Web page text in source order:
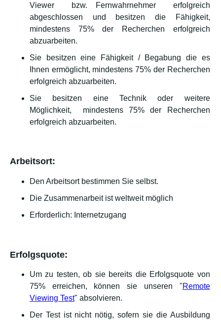
Viewer bzw. Fernwahrnehmer erfolgreich
abgeschlossen und besitzen die Fähigkeit,
mindestens 75% der Recherchen erfolgreich
abzuarbeiten.
Sie besitzen eine Fähigkeit / Begabung die es
Ihnen ermöglicht, mindestens 75% der Recherchen
erfolgreich abzuarbeiten.
Sie besitzen eine Technik oder weitere
Möglichkeit, mindestens 75% der Recherchen
erfolgreich abzuarbeiten.
Arbeitsort:
Den Arbeitsort bestimmen Sie selbst.
Die Zusammenarbeit ist weltweit möglich
Erforderlich: Internetzugang
Erfolgsquote:
Um zu testen, ob sie bereits die Erfolgsquote von
75% erreichen, können sie unseren "Remote
Viewing Test" absolvieren.
Der Test ist nicht nötig, sofern sie die Ausbildung